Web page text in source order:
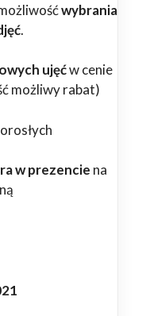
wybrania
.
ujęćw cenie
możliwy rabat)
w prezencie na